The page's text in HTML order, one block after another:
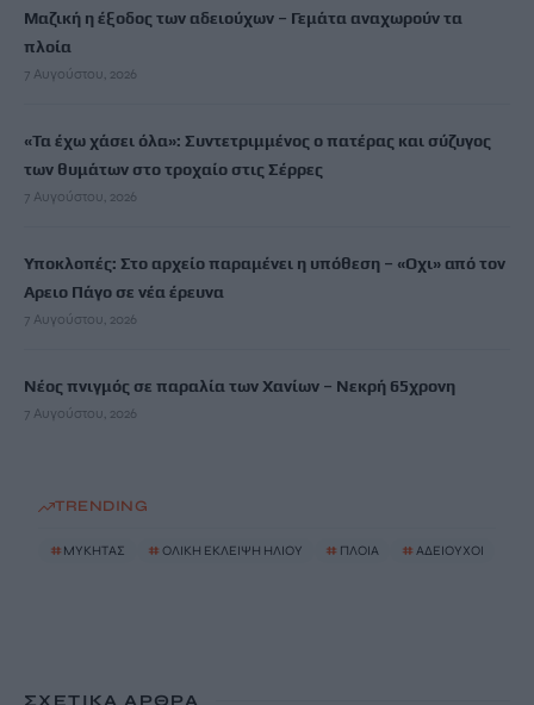
Μαζική η έξοδος των αδειούχων – Γεμάτα αναχωρούν τα
πλοία
7 Αυγούστου, 2026
«Τα έχω χάσει όλα»: Συντετριμμένος ο πατέρας και σύζυγος
των θυμάτων στο τροχαίο στις Σέρρες
7 Αυγούστου, 2026
Υποκλοπές: Στο αρχείο παραμένει η υπόθεση – «Οχι» από τον
Αρειο Πάγο σε νέα έρευνα
7 Αυγούστου, 2026
Νέος πνιγμός σε παραλία των Χανίων – Νεκρή 65χρονη
7 Αυγούστου, 2026
TRENDING
# ΜΥΚΗΤΑΣ # ΟΛΙΚΗ ΕΚΛΕΙΨΗ ΗΛΙΟΥ # ΠΛΟΙΑ # ΑΔΕΙΟΥΧΟΙ